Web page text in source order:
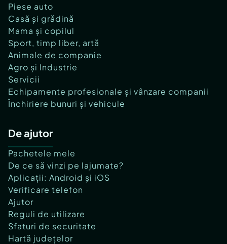
Piese auto
Casă și grădină
Mama și copilul
Sport, timp liber, artă
Animale de companie
Agro și Industrie
Servicii
Echipamente profesionale și vânzare companii
Închiriere bunuri și vehicule
De ajutor
Pachetele mele
De ce să vinzi pe lajumate?
Aplicații: Android și iOS
Verificare telefon
Ajutor
Reguli de utilizare
Sfaturi de securitate
Hartă județelor